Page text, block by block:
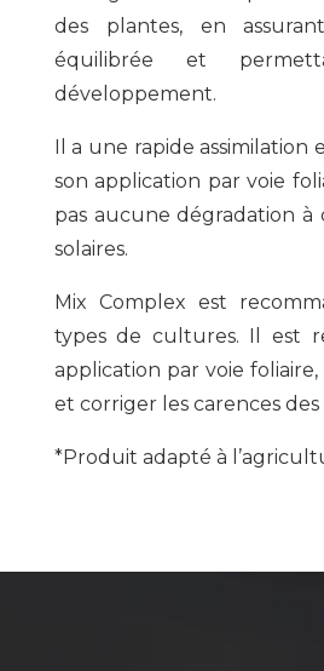
des plantes, en
équilibrée et
développement.
Il a une rapide assimilation
son application par voie
pas aucune dégradation à
solaires.
Mix Complex est
types de cultures. Il est
application par voie
et corriger les carences
*Produit adapté à